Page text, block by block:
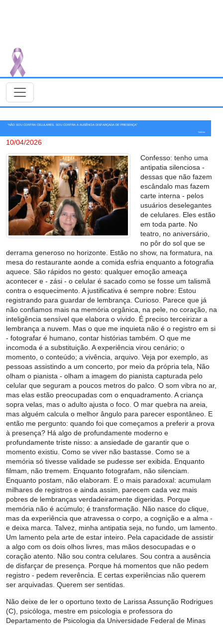
“NÃO SOU CONTRA CELULARES. SOU CONTRA A AUSÊNCIA DISFARÇADA DE PRESENÇA”
Notícias
10/04/2026
Confesso: tenho uma
antipatia silenciosa -
dessas que não fazem
escândalo mas fazem
carte interna - pelos
usuários deselegantes
de celulares. Eles estão
em toda parte. No
teatro, no aniversário,
no pôr do sol que se
derrama generoso no horizonte. Estão no show, na formatura, na
mesa do restaurante aonde a comida esfria enquanto a fotografia
aquece. São rápidos no gesto: qualquer emoção ameaça
acontecer e - zási - o celular é sacado como se fosse um talismã
contra o esquecimento. A justificativa é sempre nobre: Estou
registrando para guardar de lembrança. Curioso. Parece que já
não confiamos mais na memória orgânica, na pele, no coração, na
inteligência sensível que elabora o vivido. É preciso terceirizar a
lembrança a nuvem. Mas o que me inquieta não é o registro em si
- fotografar é humano, contar histórias também. O que me
incomoda é a substituição. A experiência virou cenário; o
momento, o conteúdo; a vivência, arquivo. Veja por exemplo, as
pessoas assistindo a um concerto, por meio da própria tela, Não
olham o pianista - olham a imagem do pianista capturada pelo
celular que seguram a poucos metros do palco. O som vibra no ar,
mas elas estão preocupadas com o enquadramento. A criança
sopra velas, mas o adulto ajusta o foco. O mar quebra na areia,
mas alguém calcula o melhor ângulo para parecer espontâneo. E
então me pergunto: quando foi que começamos a preferir a prova
à presença? Há algo de profundamente moderno e
profundamente triste nisso: a ansiedade de garantir que o
momento existiu. Como se viver não bastasse. Como se a
memória só tivesse validade se pudesse ser exibida. Enquanto
filmam, não tremem. Enquanto fotografam, não silenciam.
Enquanto postam, não elaboram. E o mais paradoxal: acumulam
milhares de registros e ainda assim, parecem cada vez mais
pobres de lembranças verdadeiramente digeridas. Porque
memória não é acúmulo; é transformação. Não nasce do clique,
mas da experiência que atravessa o corpo, a cognição e a alma -
e deixa marca. Talvez, minha antipatia seja, no fundo, um lamento.
Um lamento pela arte de estar inteiro. Pela capacidade de assistir
a algo com os dois olhos livres, mas mãos desocupadas e o
coração atento. Não sou contra celulares. Sou contra a ausência
de disfarçar de presença. Porque há momentos que não pedem
registro - pedem reverência. E certas experiências não querem
ser arquivadas. Querem ser sentidas.
Não deixe de ler o oportuno texto de Larissa Assunção Rodrigues
(C), psicóloga, mestre em psicologia e professora do
Departamento de Psicologia da Universidade Federal de Minas